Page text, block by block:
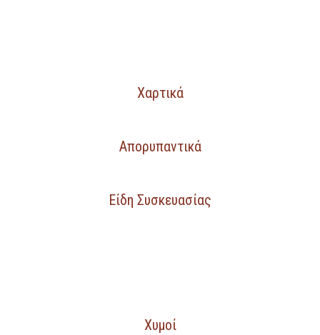
Χαρτικά
Απορυπαντικά
Είδη Συσκευασίας
Χυμοί